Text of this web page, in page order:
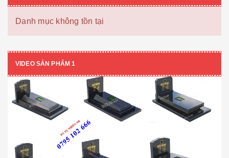
Danh mục không tồn tại
VIDEO SẢN PHẨM 1